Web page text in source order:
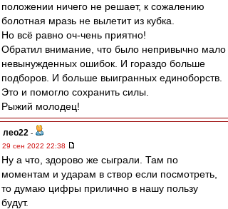
положении ничего не решает, к сожалению
болотная мразь не вылетит из кубка.
Но всё равно оч-чень приятно!
Обратил внимание, что было непривычно мало
невынужденных ошибок. И гораздо больше
подборов. И больше выигранных единоборств.
Это и помогло сохранить силы.
Рыжий молодец!
лео22 -
29 сен 2022 22:38
Ну а что, здорово же сыграли. Там по
моментам и ударам в створ если посмотреть,
то думаю цифры прилично в нашу пользу
будут.